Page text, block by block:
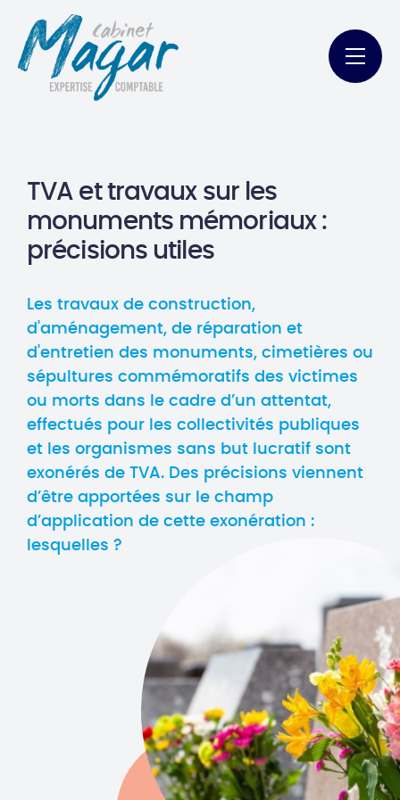
TVA et travaux sur les
monuments mémoriaux :
précisions utiles
Les travaux de construction,
d'aménagement, de réparation et
d'entretien des monuments, cimetières ou
sépultures commémoratifs des victimes
ou morts dans le cadre d’un attentat,
effectués pour les collectivités publiques
et les organismes sans but lucratif sont
exonérés de TVA. Des précisions viennent
d’être apportées sur le champ
d’application de cette exonération :
lesquelles ?